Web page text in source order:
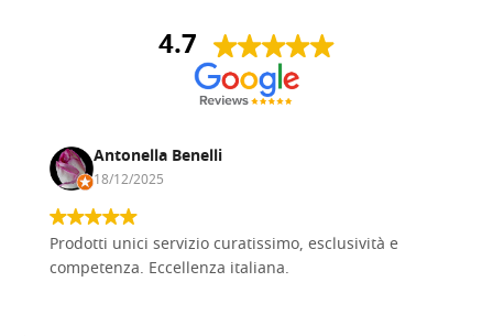
4.7
Antonella Benelli
18/12/2025
Prodotti unici servizio curatissimo, esclusività e
competenza. Eccellenza italiana.